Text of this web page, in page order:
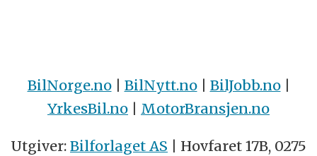
BilNorge.no| BilNytt.no| BilJobb.no|
YrkesBil.no | MotorBransjen.no
Utgiver: Bilforlaget AS | Hovfaret 17B, 0275